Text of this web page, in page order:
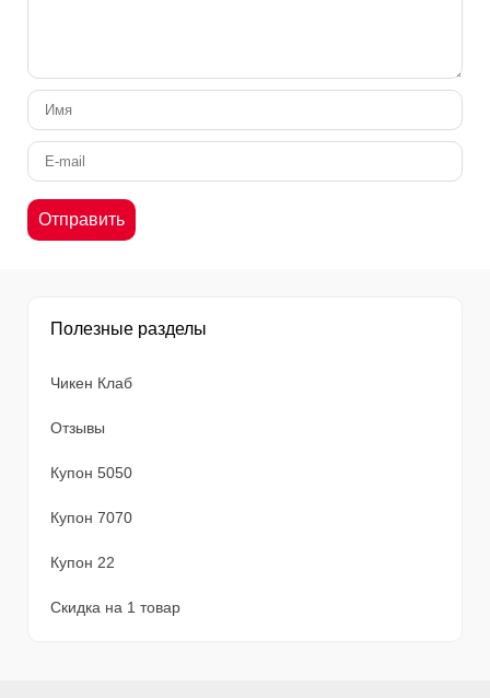
Полезные разделы
Чикен Клаб
Отзывы
Купон 5050
Купон 7070
Купон 22
Скидка на 1 товар